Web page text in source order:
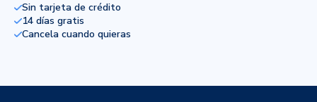
Sin tarjeta de crédito
14 días gratis
Cancela cuando quieras